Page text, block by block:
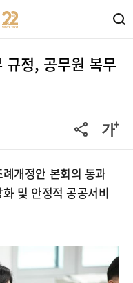
규정, 공무원 복무
개정안 본회의 통과
및 안정적 공공서비